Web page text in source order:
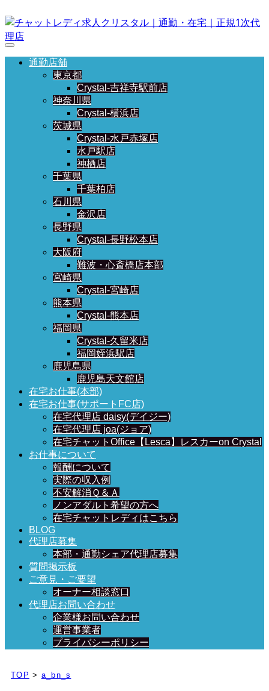
通勤店舗
東京都
Crystal-吉祥寺駅前店
神奈川県
Crystal-横浜店
茨城県
Crystal-水戸赤塚店
水戸駅店
神栖店
千葉県
千葉柏店
石川県
金沢店
長野県
Crystal-長野松本店
大阪府
難波・心斎橋店本部
宮崎県
Crystal-宮崎店
熊本県
Crystal-熊本店
福岡県
Crystal-久留米店
福岡姪浜駅店
鹿児島県
鹿児島天文館店
在宅お仕事(本部)
在宅お仕事(サポートFC店)
在宅代理店 daisy(デイジー)
在宅代理店 joa(ジョア)
在宅チャットOffice【Lesca】レスカーon Crystal
お仕事について
報酬について
実際の収入例
不安解消Ｑ＆Ａ
ノンアダルト希望の方へ
在宅チャットレディはこちら
BLOG
代理店募集
本部・通勤シェア代理店募集
質問掲示板
ご意見・ご要望
オーナー相談窓口
代理店お問い合わせ
企業様お問い合わせ
運営事業者
プライバシーポリシー
TOP > a_bn_s